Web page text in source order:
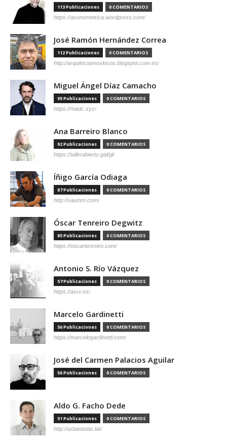
113 Publicaciones 0 COMENTARIOS
https://axonometrica.wordpress.com/
José Ramón Hernández Correa
112 Publicaciones 0 COMENTARIOS
http://arquitectamoslocos.blogspot.com.es/
Miguel Ángel Díaz Camacho
95 Publicaciones 0 COMENTARIOS
https://madc.xyz/
Ana Barreiro Blanco
92 Publicaciones 0 COMENTARIOS
https://tallerabierto.gal/gl/
Íñigo García Odiaga
87 Publicaciones 0 COMENTARIOS
http://vaumm.com/
Óscar Tenreiro Degwitz
85 Publicaciones 0 COMENTARIOS
https://oscartenreiro.com/
Antonio S. Río Vázquez
57 Publicaciones 0 COMENTARIOS
https://asrv.es/
Marcelo Gardinetti
56 Publicaciones 0 COMENTARIOS
https://marcelogardinetti.com/
José del Carmen Palacios Aguilar
56 Publicaciones 0 COMENTARIOS
Aldo G. Facho Dede
51 Publicaciones 0 COMENTARIOS
http://urbanistas.lat/